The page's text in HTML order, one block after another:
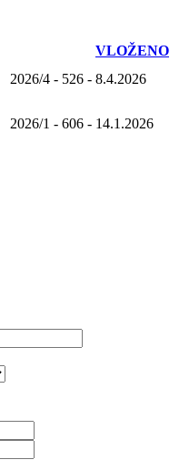
VLOŽENO
2026/4 - 526 - 8.4.2026
2026/1 - 606 - 14.1.2026